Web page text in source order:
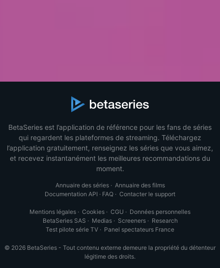
BetaSeries est l’application de référence pour les fans de séries
qui regardent les plateformes de streaming. Téléchargez
l’application gratuitement, renseignez les séries que vous aimez,
et recevez instantanément les meilleures recommandations du
moment.
Annuaire des séries· Annuaire des films
Documentation API · FAQ · Contacter le support
Mentions légales · Cookies · CGU · Données personnelles
BetaSeries SAS · Medias· Screeners· Research
Test pilote série TV · Panel spectateurs France
© 2026 BetaSeries - Tout contenu externe demeure la propriété du détenteur
légitime des droits.